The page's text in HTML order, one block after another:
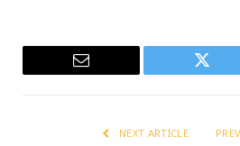
Twitter
Email
NEXT ARTICLE